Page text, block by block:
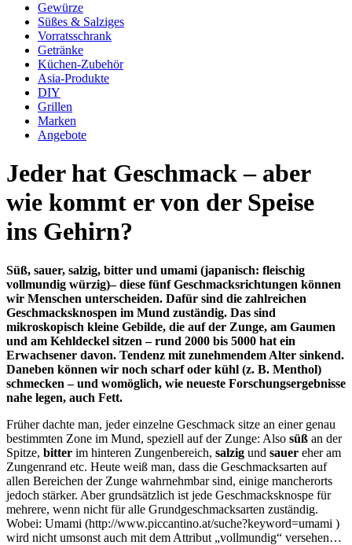
Gewürze
Süßes & Salziges
Vorratsschrank
Getränke
Küchen-Zubehör
Asia-Produkte
DIY
Grillen
Marken
Angebote
Jeder hat Geschmack – aber
wie kommt er von der Speise
ins Gehirn?
Süß, sauer, salzig, bitter und umami (japanisch: fleischig
vollmundig würzig)– diese fünf Geschmacksrichtungen können
wir Menschen unterscheiden. Dafür sind die zahlreichen
Geschmacksknospen im Mund zuständig. Das sind
mikroskopisch kleine Gebilde, die auf der Zunge, am Gaumen
und am Kehldeckel sitzen – rund 2000 bis 5000 hat ein
Erwachsener davon. Tendenz mit zunehmendem Alter sinkend.
Daneben können wir noch scharf oder kühl (z. B. Menthol)
schmecken – und womöglich, wie neueste Forschungsergebnisse
nahe legen, auch Fett.
Früher dachte man, jeder einzelne Geschmack sitze an einer genau
bestimmten Zone im Mund, speziell auf der Zunge: Also süß an der
Spitze, bitter im hinteren Zungenbereich, salzig und sauer eher am
Zungenrand etc. Heute weiß man, dass die Geschmacksarten auf
allen Bereichen der Zunge wahrnehmbar sind, einige mancherorts
jedoch stärker. Aber grundsätzlich ist jede Geschmacksknospe für
mehrere, wenn nicht für alle Grundgeschmacksarten zuständig.
Wobei: Umami (http://www.piccantino.at/suche?keyword=umami )
wird nicht umsonst auch mit dem Attribut „vollmundig“ versehen…